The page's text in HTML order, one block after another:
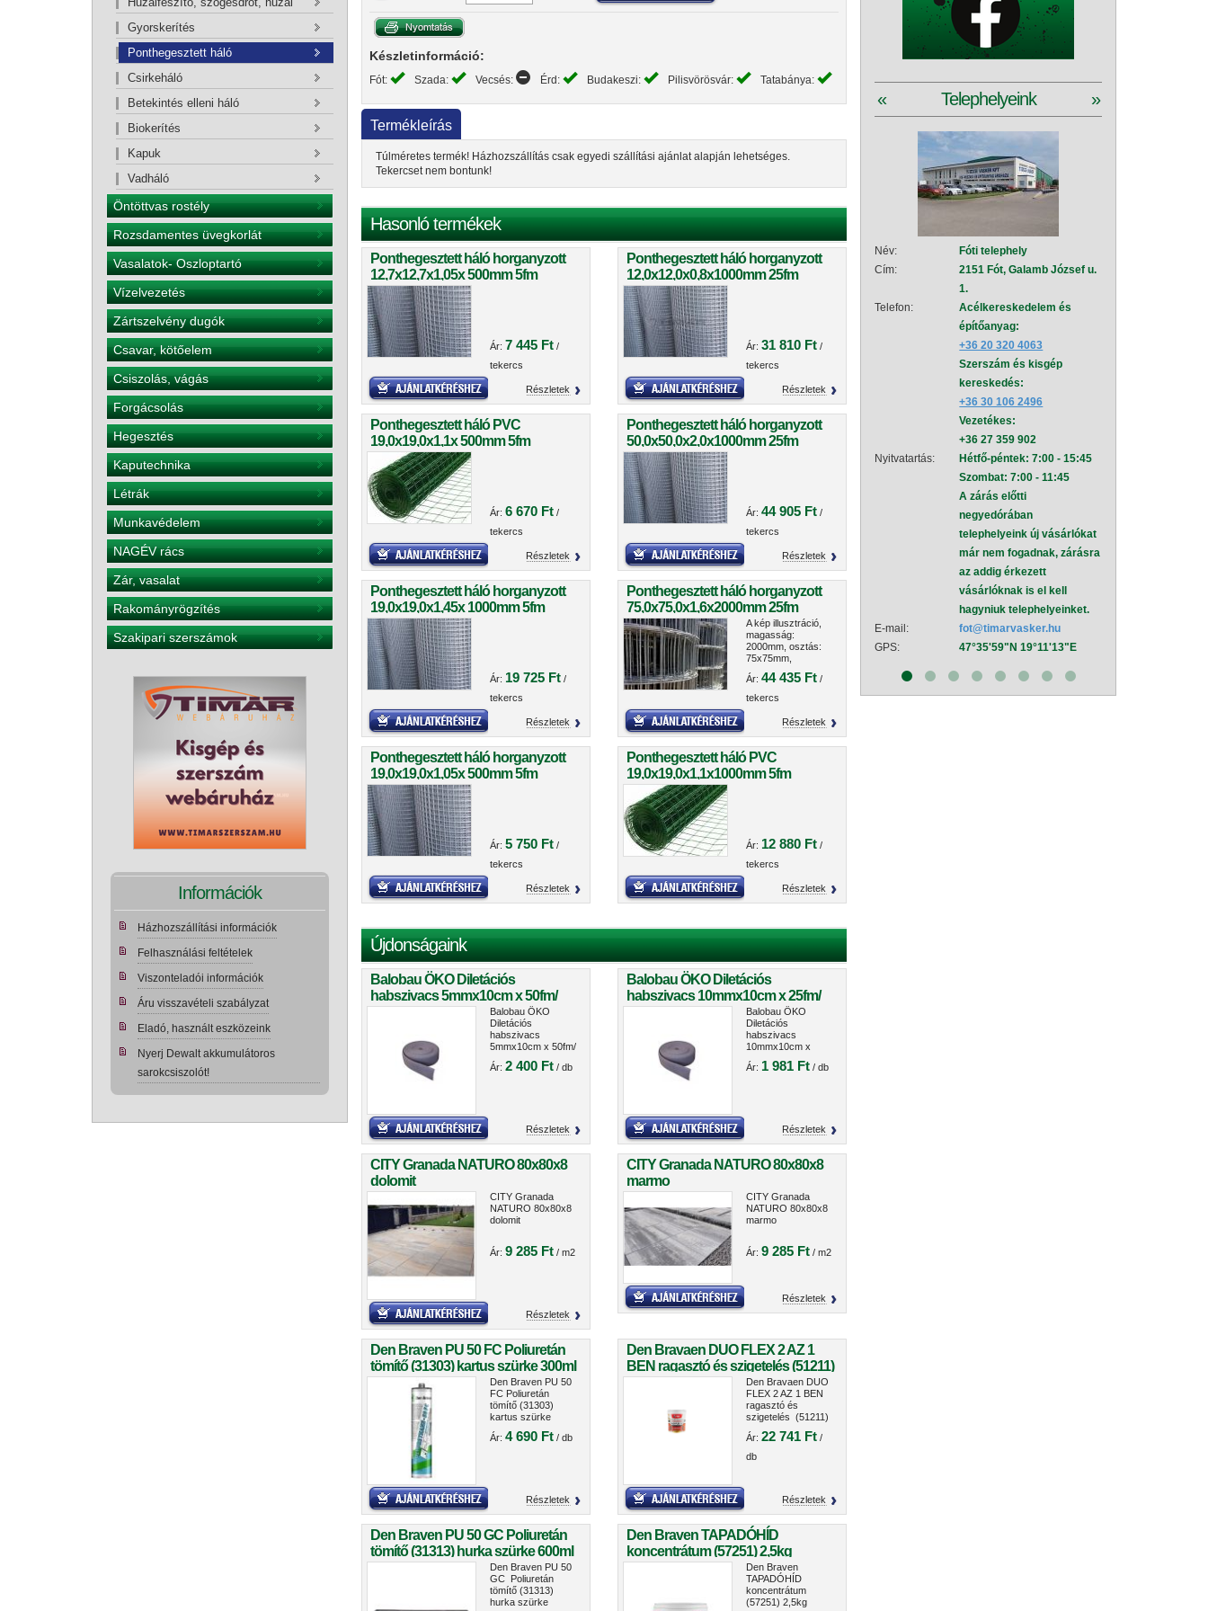
Gyorskerítés
Ponthegesztett háló
Csirkeháló
Betekintés elleni háló
Biokerítés
Kapuk
Vadháló
Öntöttvas rostély
Rozsdamentes üvegkorlát
Vasalatok- Oszloptartó
Vízelvezetés
Zártszelvény dugók
Csavar, kötőelem
Csiszolás, vágás
Forgácsolás
Hegesztés
Kaputechnika
Létrák
Munkavédelem
NAGÉV rács
Zár, vasalat
Rakományrögzítés
Szakipari szerszámok
Információk
Házhozszállítási információk
Felhasználási feltételek
Viszonteladói információk
Áru visszavételi szabályzat
Eladó, használt eszközeink
Nyerj Dewalt akkumulátoros
sarokcsiszolót!
Készletinformáció:
Fót: Szada: Vecsés: Érd: Budakeszi: Pilisvörösvár: Tatabánya:
Termékleírás
Túlméretes termék! Házhozszállítás csak egyedi szállítási ajánlat alapján lehetséges.
Tekercset nem bontunk!
Hasonló termékek
Ponthegesztett háló horganyzott
12,7x12,7x1,05x 500mm 5fm
Ár: 7 445 Ft/
tekercs
Részletek
Ponthegesztett háló horganyzott
12,0x12,0x0,8x1000mm 25fm
tekercsben
Ár: 31 810 Ft/
tekercs
Részletek
Ponthegesztett háló PVC
19,0x19,0x1,1x 500mm 5fm
Ár: 6 670 Ft/
tekercs
Részletek
Ponthegesztett háló horganyzott
50,0x50,0x2,0x1000mm 25fm
tekercsben
Ár: 44 905 Ft/
tekercs
Részletek
Ponthegesztett háló horganyzott
19,0x19,0x1,45x 1000mm 5fm
Ár: 19 725 Ft/
tekercs
Részletek
Ponthegesztett háló horganyzott
75,0x75,0x1,6x2000mm 25fm
tekercsben
A kép illusztráció,
magasság:
2000mm, osztás:
75x75mm,
1,6mm
Ár: 44 435 Ft/
tekercs
Részletek
Ponthegesztett háló horganyzott
19,0x19,0x1,05x 500mm 5fm
Ár: 5 750 Ft/
tekercs
Részletek
Ponthegesztett háló PVC
19,0x19,0x1,1x1000mm 5fm
Ár: 12 880 Ft/
tekercs
Részletek
Újdonságaink
Balobau ÖKO Diletációs
habszivacs 5mmx10cm x 50fm/
tekercs
Balobau ÖKO
Diletációs
habszivacs
5mmx10cm x 50fm/
Ár: 2 400 Ft/ db
Részletek
Balobau ÖKO Diletációs
habszivacs 10mmx10cm x 25fm/
tekercs
Balobau ÖKO
Diletációs
habszivacs
10mmx10cm x
Ár: 1 981 Ft/ db
Részletek
CITY Granada NATURO 80x80x8
dolomit
CITY Granada
NATURO 80x80x8
dolomit
Ár: 9 285 Ft/ m2
Részletek
CITY Granada NATURO 80x80x8
marmo
CITY Granada
NATURO 80x80x8
marmo
Ár: 9 285 Ft/ m2
Részletek
Den Braven PU 50 FC Poliuretán
tömítő (31303) kartus szürke 300ml
Den Braven PU 50
FC Poliuretán
tömítő (31303)
kartus szürke
Ár: 4 690 Ft/ db
Részletek
Den Bravaen DUO FLEX 2 AZ 1
BEN ragasztó és szigetelés (51211)
5kg
Den Bravaen DUO
FLEX 2 AZ 1 BEN
ragasztó és
szigetelés (51211)
Ár: 22 741 Ft/
db
Részletek
Den Braven PU 50 GC Poliuretán
tömítő (31313) hurka szürke 600ml
Den Braven PU 50
GC Poliuretán
tömítő (31313)
hurka szürke
Den Braven TAPADÓHÍD
koncentrátum (57251) 2,5kg
Den Braven
TAPADÓHÍD
koncentrátum
(57251) 2,5kg
Telephelyeink
« »
Név:
Fóti telephely
Cím:
2151 Fót, Galamb József u.
1.
Telefon:
Acélkereskedelem és
építőanyag:
+36 20 320 4063
Szerszám és kisgép
kereskedés:
+36 30 106 2496
Vezetékes:
+36 27 359 902
Nyitvatartás:
Hétfő-péntek: 7:00 - 15:45
Szombat: 7:00 - 11:45
A zárás előtti
negyedórában
telephelyeink új vásárlókat
már nem fogadnak, zárásra
az addig érkezett
vásárlóknak is el kell
hagyniuk telephelyeinket.
E-mail:
fot@timarvasker.hu
GPS:
47°35'59"N 19°11'13"E